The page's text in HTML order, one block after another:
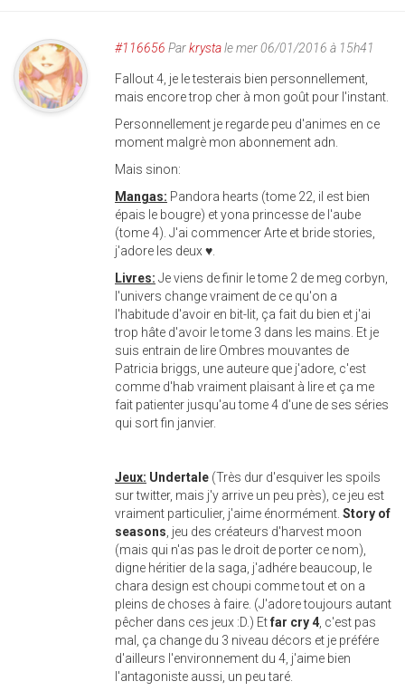
#116656 Parkrystale mer 06/01/2016 à 15h41
Fallout 4, je le testerais bien personnellement,
mais encore trop cher à mon goût pour l'instant.
Personnellement je regarde peu d'animes en ce
moment malgrè mon abonnement adn.
Mais sinon:
Mangas: Pandora hearts (tome 22, il est bien
épais le bougre) et yona princesse de l'aube
(tome 4). J'ai commencer Arte et bride stories,
j'adore les deux ♥.
Livres: Je viens de finir le tome 2 de meg corbyn,
l'univers change vraiment de ce qu'on a
l'habitude d'avoir en bit-lit, ça fait du bien et j'ai
trop hâte d'avoir le tome 3 dans les mains. Et je
suis entrain de lire Ombres mouvantes de
Patricia briggs, une auteure que j'adore, c'est
comme d'hab vraiment plaisant à lire et ça me
fait patienter jusqu'au tome 4 d'une de ses séries
qui sort fin janvier.
Jeux: Undertale (Très dur d'esquiver les spoils
sur twitter, mais j'y arrive un peu près), ce jeu est
vraiment particulier, j'aime énormément. Story of
seasons, jeu des créateurs d'harvest moon
(mais qui n'as pas le droit de porter ce nom),
digne héritier de la saga, j'adhére beaucoup, le
chara design est choupi comme tout et on a
pleins de choses à faire. (J'adore toujours autant
pêcher dans ces jeux :D.) Etfar cry 4, c'est pas
mal, ça change du 3 niveau décors et je préfére
d'ailleurs l'environnement du 4, j'aime bien
l'antagoniste aussi, un peu taré.